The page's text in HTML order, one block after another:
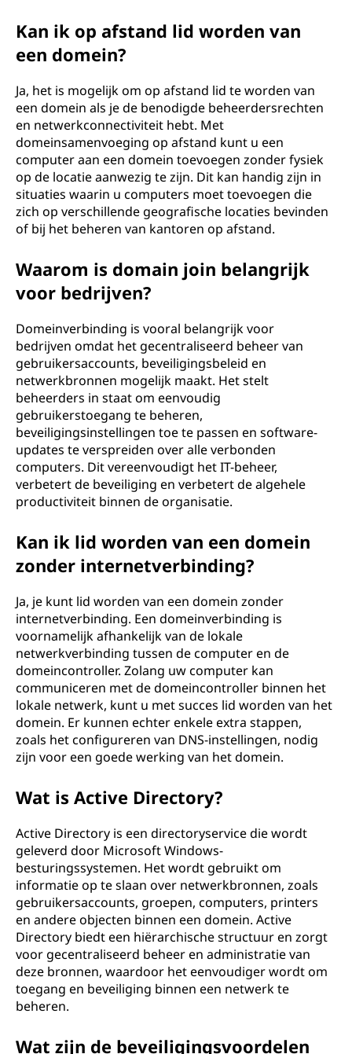
Kan ik op afstand lid worden van
een domein?
Ja, het is mogelijk om op afstand lid te worden van
een domein als je de benodigde beheerdersrechten
en netwerkconnectiviteit hebt. Met
domeinsamenvoeging op afstand kunt u een
computer aan een domein toevoegen zonder fysiek
op de locatie aanwezig te zijn. Dit kan handig zijn in
situaties waarin u computers moet toevoegen die
zich op verschillende geografische locaties bevinden
of bij het beheren van kantoren op afstand.
Waarom is domain join belangrijk
voor bedrijven?
Domeinverbinding is vooral belangrijk voor
bedrijven omdat het gecentraliseerd beheer van
gebruikersaccounts, beveiligingsbeleid en
netwerkbronnen mogelijk maakt. Het stelt
beheerders in staat om eenvoudig
gebruikerstoegang te beheren,
beveiligingsinstellingen toe te passen en software-
updates te verspreiden over alle verbonden
computers. Dit vereenvoudigt het IT-beheer,
verbetert de beveiliging en verbetert de algehele
productiviteit binnen de organisatie.
Kan ik lid worden van een domein
zonder internetverbinding?
Ja, je kunt lid worden van een domein zonder
internetverbinding. Een domeinverbinding is
voornamelijk afhankelijk van de lokale
netwerkverbinding tussen de computer en de
domeincontroller. Zolang uw computer kan
communiceren met de domeincontroller binnen het
lokale netwerk, kunt u met succes lid worden van het
domein. Er kunnen echter enkele extra stappen,
zoals het configureren van DNS-instellingen, nodig
zijn voor een goede werking van het domein.
Wat is Active Directory?
Active Directory is een directoryservice die wordt
geleverd door Microsoft Windows-
besturingssystemen. Het wordt gebruikt om
informatie op te slaan over netwerkbronnen, zoals
gebruikersaccounts, groepen, computers, printers
en andere objecten binnen een domein. Active
Directory biedt een hiërarchische structuur en zorgt
voor gecentraliseerd beheer en administratie van
deze bronnen, waardoor het eenvoudiger wordt om
toegang en beveiliging binnen een netwerk te
beheren.
Wat zijn de beveiligingsvoordelen